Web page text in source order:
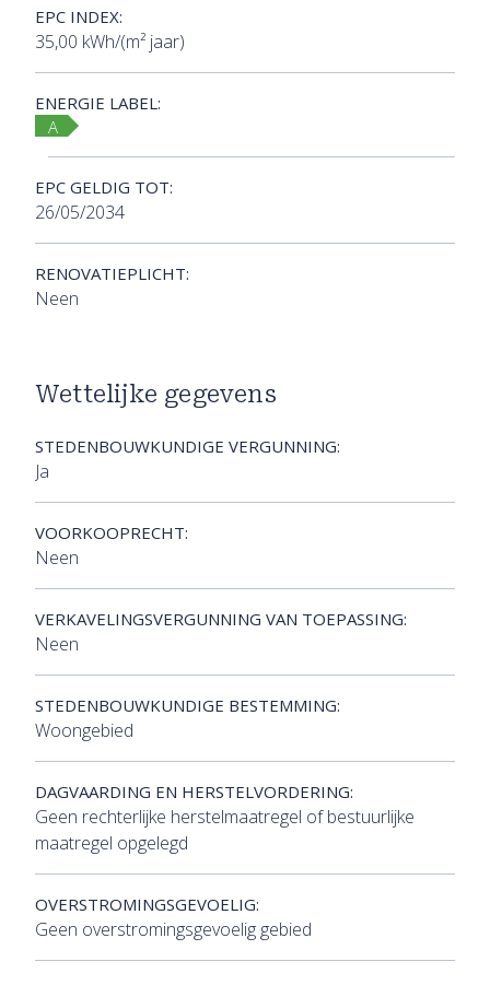
EPC INDEX:
35,00 kWh/(m² jaar)
ENERGIE LABEL:
A
EPC GELDIG TOT:
26/05/2034
RENOVATIEPLICHT:
Neen
Wettelijke gegevens
STEDENBOUWKUNDIGE VERGUNNING:
Ja
VOORKOOPRECHT:
Neen
VERKAVELINGSVERGUNNING VAN TOEPASSING:
Neen
STEDENBOUWKUNDIGE BESTEMMING:
Woongebied
DAGVAARDING EN HERSTELVORDERING:
Geen rechterlijke herstelmaatregel of bestuurlijke
maatregel opgelegd
OVERSTROMINGSGEVOELIG:
Geen overstromingsgevoelig gebied